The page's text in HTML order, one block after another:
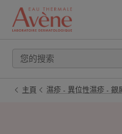
主頁 濕疹 - 異位性濕疹 - 銀